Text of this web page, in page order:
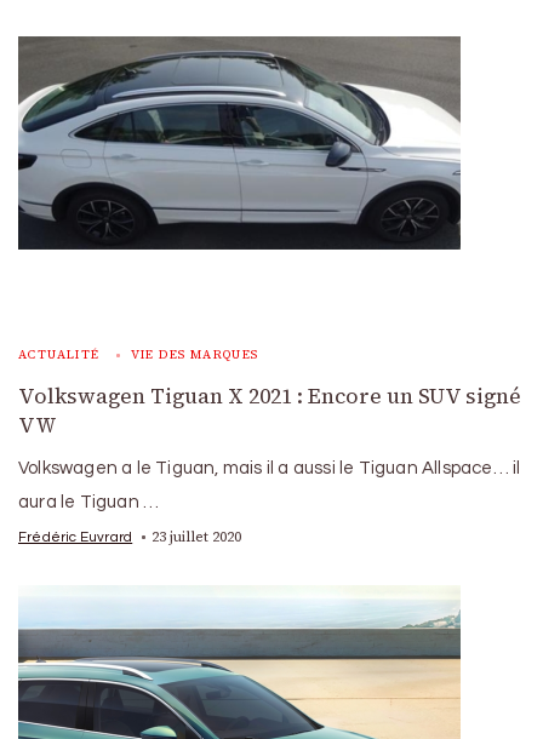
ACTUALITÉ VIE DES MARQUES
Volkswagen Tiguan X 2021 : Encore un SUV signé
VW
Volkswagen a le Tiguan, mais il a aussi le Tiguan Allspace… il
aura le Tiguan …
Frédéric Euvrard 23 juillet 2020